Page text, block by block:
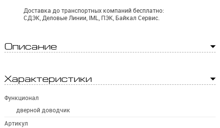
Доставка до транспортных компаний бесплатно:
СДЭК, Деловые Линии, IML, ПЭК, Байкал Сервис.
Описание
Характеристики
Функционал
дверной доводчик
Артикул